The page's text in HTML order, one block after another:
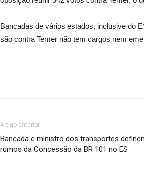
Bancadas de vários estados, inclusive do
são contra Temer não tem cargos nem
Artigo anterior
Bancada e ministro dos transportes
rumos da Concessão da BR 101 no ES